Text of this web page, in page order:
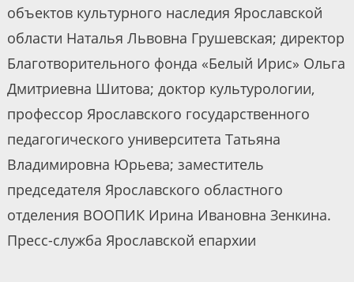
объектов культурного наследия Ярославской
области Наталья Львовна Грушевская; директор
Благотворительного фонда «Белый Ирис» Ольга
Дмитриевна Шитова; доктор культурологии,
профессор Ярославского государственного
педагогического университета Татьяна
Владимировна Юрьева; заместитель
председателя Ярославского областного
отделения ВООПИК Ирина Ивановна Зенкина.
Пресс-служба Ярославской епархии